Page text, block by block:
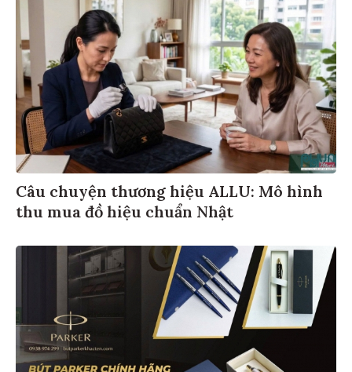
Câu chuyện thương hiệu ALLU: Mô hình
thu mua đồ hiệu chuẩn Nhật